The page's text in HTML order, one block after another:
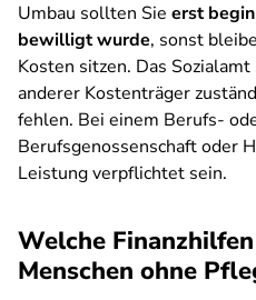
Umbau sollten Sie erst
bewilligt wurde, sonst
Kosten sitzen. Das
anderer Kostenträger
fehlen. Bei einem Berufs-
Berufsgenossenschaft oder
Leistung verpflichtet sein.
Welche
Menschen ohne